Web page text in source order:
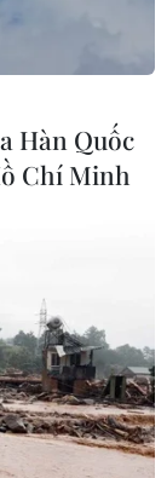
Hàn Quốc
Chí Minh